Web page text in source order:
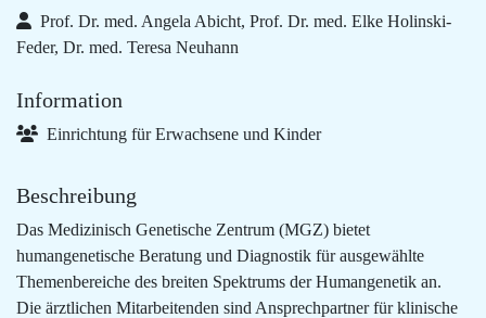
Prof. Dr. med. Angela Abicht, Prof. Dr. med. Elke Holinski-
Feder, Dr. med. Teresa Neuhann
Information
Einrichtung für Erwachsene und Kinder
Beschreibung
Das Medizinisch Genetische Zentrum (MGZ) bietet
humangenetische Beratung und Diagnostik für ausgewählte
Themenbereiche des breiten Spektrums der Humangenetik an.
Die ärztlichen Mitarbeitenden sind Ansprechpartner für klinische